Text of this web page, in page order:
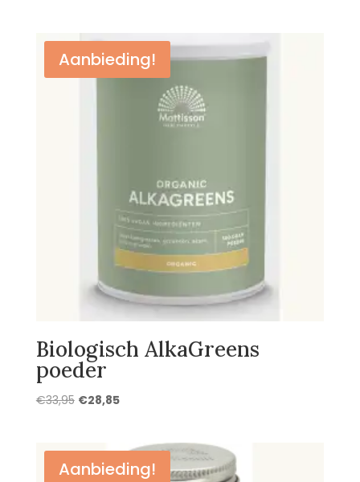
€24,95.€18,95.
Aanbieding!
Biologisch AlkaGreens
poeder
€33,95 Oorspronkelijke
€33,95.
€28,85Huidige
€28,85.
Aanbieding!